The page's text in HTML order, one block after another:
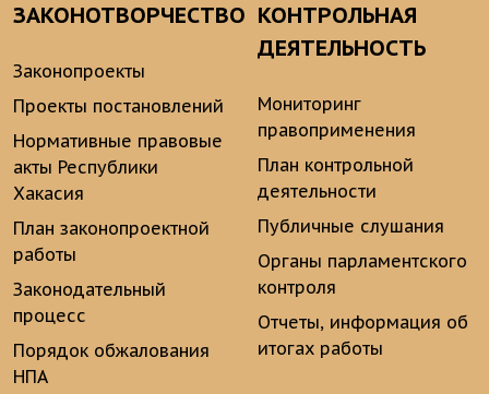
ЗАКОНОТВОРЧЕСТВО
Законопроекты
Проекты постановлений
Нормативные правовые
акты Республики
Хакасия
План законопроектной
работы
Законодательный
процесс
Порядок обжалования
НПА
КОНТРОЛЬНАЯ
ДЕЯТЕЛЬНОСТЬ
Мониторинг
правоприменения
План контрольной
деятельности
Публичные слушания
Органы парламентского
контроля
Отчеты, информация об
итогах работы